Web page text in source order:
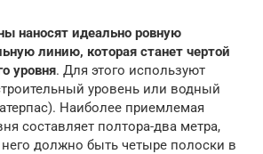
наносят идеально ровную
линию, которая станет чертой
уровня. Для этого используют
уровень или водный
Наиболее приемлемая
составляет полтора-два метра,
него должно быть четыре полоски в